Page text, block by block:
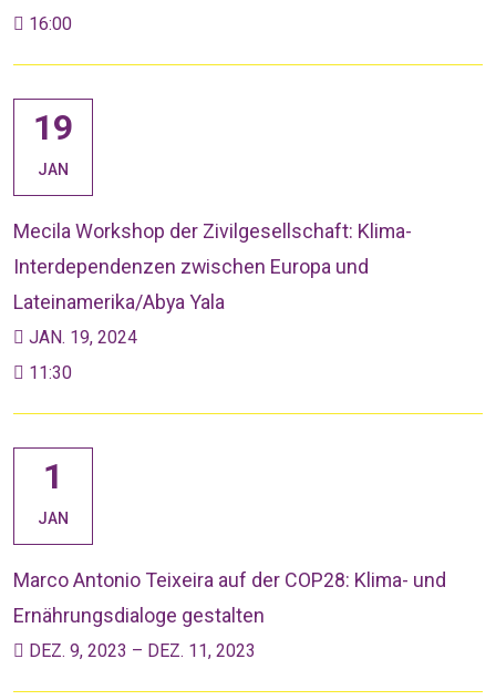
16:00
19
JAN
Mecila Workshop der Zivilgesellschaft: Klima-
Interdependenzen zwischen Europa und
Lateinamerika/Abya Yala
JAN. 19, 2024
11:30
1
JAN
Marco Antonio Teixeira auf der COP28: Klima- und
Ernährungsdialoge gestalten
DEZ. 9, 2023 – DEZ. 11, 2023